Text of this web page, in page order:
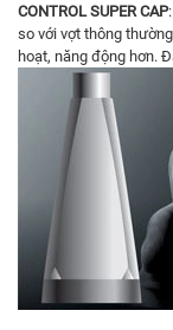
CONTROL SUPER CAP
so với vợt thông
hoạt, năng động hơn.